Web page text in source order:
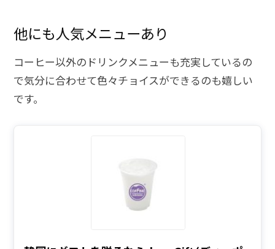
他にも人気メニューあり
コーヒー以外のドリンクメニューも充実しているの
で気分に合わせて色々チョイスができるのも嬉しい
です。